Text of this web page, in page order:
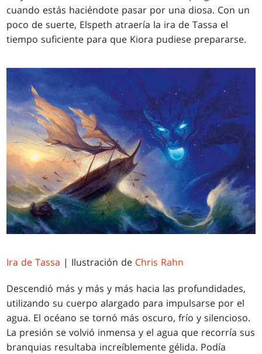
cuando estás haciéndote pasar por una diosa. Con un
poco de suerte, Elspeth atraería la ira de Tassa el
tiempo suficiente para que Kiora pudiese prepararse.
Ira de Tassa | Ilustración de Chris Rahn
Descendió más y más y más hacia las profundidades,
utilizando su cuerpo alargado para impulsarse por el
agua. El océano se tornó más oscuro, frío y silencioso.
La presión se volvió inmensa y el agua que recorría sus
branquias resultaba increíblemente gélida. Podía